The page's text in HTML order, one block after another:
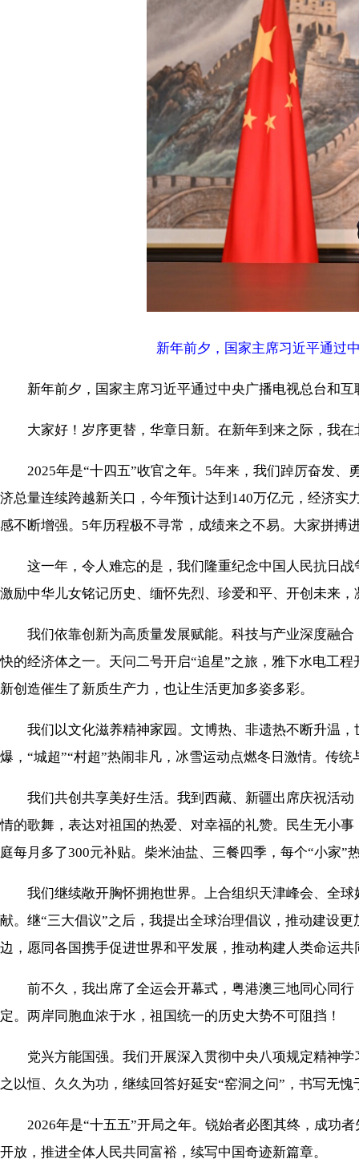
新年前夕，国家主席习近平通过
新年前夕，国家主席习近平通过中央广播电视总台和互
大家好！岁序更替，华章日新。在新年到来之际，我在
2025年是“十四五”收官之年。5年来，我们踔厉奋发、
济总量连续跨越新关口，今年预计达到140万亿元，经济
感不断增强。5年历程极不寻常，成绩来之不易。大家拼搏
这一年，令人难忘的是，我们隆重纪念中国人民抗日战
激励中华儿女铭记历史、缅怀先烈、珍爱和平、开创未来
我们依靠创新为高质量发展赋能。科技与产业深度融合
快的经济体之一。天问二号开启“追星”之旅，雅下水电工
新创造催生了新质生产力，也让生活更加多姿多彩。
我们以文化滋养精神家园。文博热、非遗热不断升温，
爆，“城超”“村超”热闹非凡，冰雪运动点燃冬日激情。传
我们共创共享美好生活。我到西藏、新疆出席庆祝活动
情的歌舞，表达对祖国的热爱、对幸福的礼赞。民生无小
庭每月多了300元补贴。柴米油盐、三餐四季，每个“小家”
我们继续敞开胸怀拥抱世界。上合组织天津峰会、全球
献。继“三大倡议”之后，我提出全球治理倡议，推动建设
边，愿同各国携手促进世界和平发展，推动构建人类命运共
前不久，我出席了全运会开幕式，粤港澳三地同心同行
定。两岸同胞血浓于水，祖国统一的历史大势不可阻挡！
党兴方能国强。我们开展深入贯彻中央八项规定精神学
之以恒、久久为功，继续回答好延安“窑洞之问”，书写无
2026年是“十五五”开局之年。锐始者必图其终，成功者
开放，推进全体人民共同富裕，续写中国奇迹新篇章。